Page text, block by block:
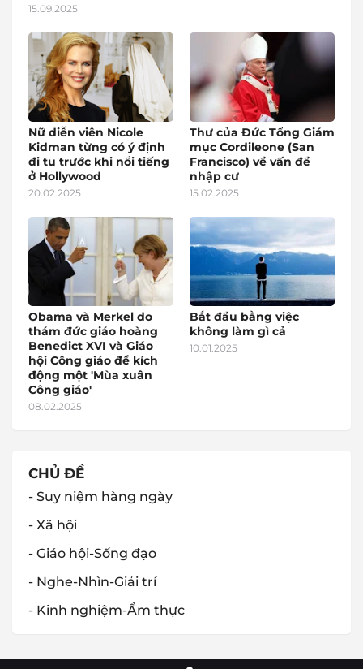
15.09.2025
Nữ diễn viên Nicole
Kidman từng có ý định
đi tu trước khi nổi tiếng
ở Hollywood
20.02.2025
Thư của Đức Tổng Giám
mục Cordileone (San
Francisco) về vấn đề
nhập cư
15.02.2025
Obama và Merkel do
thám đức giáo hoàng
Benedict XVI và Giáo
hội Công giáo để kích
động một 'Mùa xuân
Công giáo'
08.02.2025
Bắt đầu bằng việc
không làm gì cả
10.01.2025
CHỦ ĐỀ
- Suy niệm hàng ngày
- Xã hội
- Giáo hội-Sống đạo
- Nghe-Nhìn-Giải trí
- Kinh nghiệm-Ẩm thực